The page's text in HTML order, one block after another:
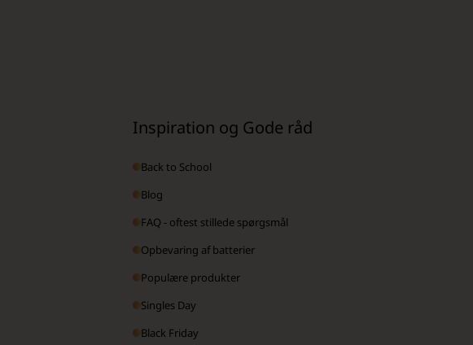
Inspiration og Gode råd
Back to School
Blog
FAQ - oftest stillede spørgsmål
Opbevaring af batterier
Populære produkter
Singles Day
Black Friday